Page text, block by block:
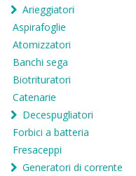
Arieggiatori
Aspirafoglie
Atomizzatori
Banchi sega
Biotrituratori
Catenarie
Decespugliatori
Forbici a batteria
Fresaceppi
Generatori di corrente